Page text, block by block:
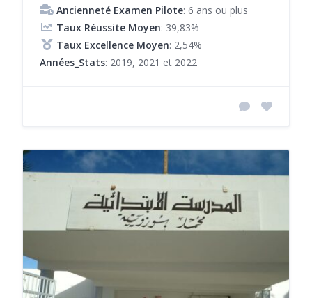
Ancienneté Examen Pilote: 6 ans ou plus
Taux Réussite Moyen: 39,83%
Taux Excellence Moyen: 2,54%
Années_Stats: 2019, 2021 et 2022